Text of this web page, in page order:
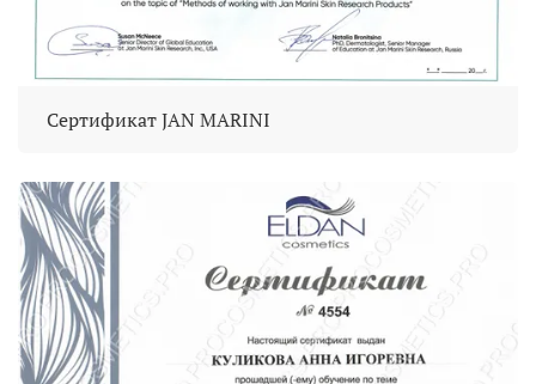
Сертификат JAN MARINI